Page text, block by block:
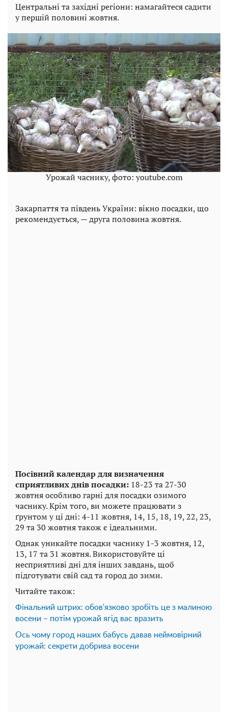
Центральні та західні регіони: намагайтеся садити
у першій половині жовтня.
Урожай часнику, фото: youtube.com
Закарпаття та південь України: вікно посадки, що
рекомендується, — друга половина жовтня.
Посівний календар для визначення
сприятливих днів посадки: 18-23 та 27-30
жовтня особливо гарні для посадки озимого
часнику. Крім того, ви можете працювати з
ґрунтом у ці дні: 4-11 жовтня, 14, 15, 18, 19, 22, 23,
29 та 30 жовтня також є ідеальними.
Однак уникайте посадки часнику 1-3 жовтня, 12,
13, 17 та 31 жовтня. Використовуйте ці
несприятливі дні для інших завдань, щоб
підготувати свій сад та город до зими.
Читайте також:
Фінальний штрих: обов'язково зробіть це з малиною
восени – потім урожай ягід вас вразить
Ось чому город наших бабусь давав неймовірний
урожай: секрети добрива восени